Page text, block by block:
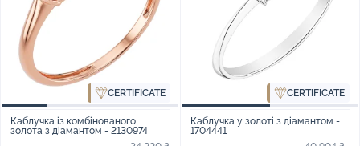
CERTIFICATE
Каблучка із комбінованого
золота з діамантом - 2130974
CERTIFICATE
Каблучка у золоті з діамантом -
1704441